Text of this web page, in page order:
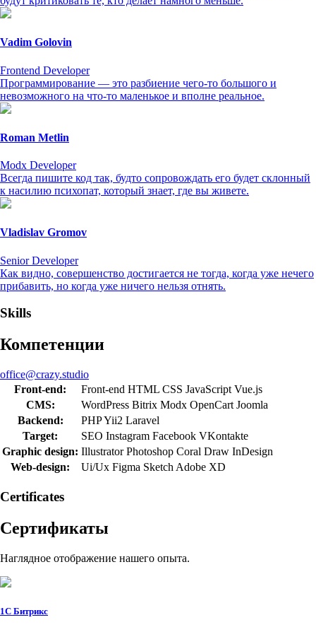
Vadim Golovin
Frontend Developer
Программирование — это разбиение чего-то большого и
невозможного на что-то маленькое и вполне реальное.
Roman Metlin
Modx Developer
Всегда пишите код так, будто сопровождать его будет склонный
к насилию психопат, который знает, где вы живете.
Vladislav Gromov
Senior Developer
Как видно, совершенство достигается не тогда, когда уже нечего
прибавить, но когда уже ничего нельзя отнять.
Skills
Компетенции
office@crazy.studio
Front-end:
Front-end HTML CSS JavaScript Vue.js
CMS:
WordPress Bitrix Modx OpenCart Joomla
Backend:
PHPYii2 Laravel
Target:
SEO Instagram Facebook VKontakte
Graphic design: Illustrator Photoshop Coral Draw InDesign
Web-design:
Ui/Ux Figma Sketch Adobe XD
Сertificates
Сертификаты
Наглядное отображение нашего опыта.
1C Битрикс